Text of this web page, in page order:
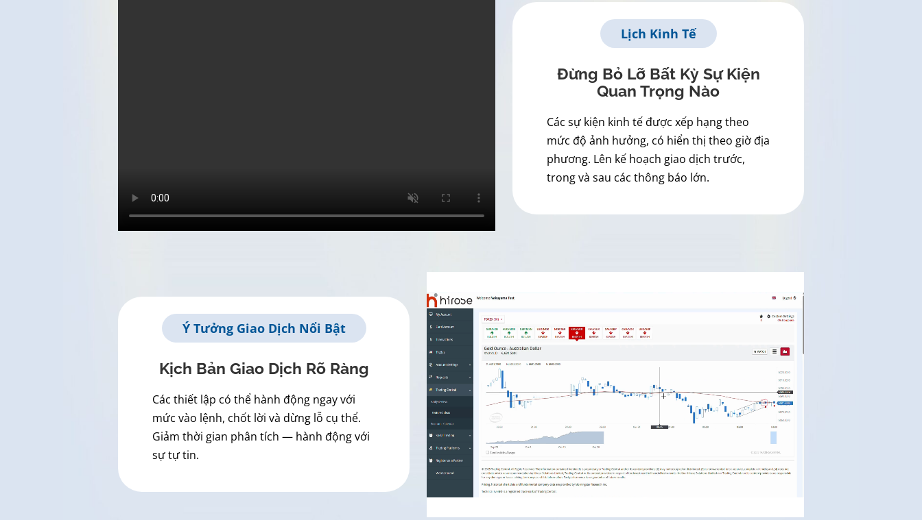
Lịch Kinh Tế
Đừng Bỏ Lỡ Bất Kỳ Sự Kiện
Quan Trọng Nào
Các sự kiện kinh tế được xếp hạng theo
mức độ ảnh hưởng, có hiển thị theo giờ địa
phương. Lên kế hoạch giao dịch trước,
trong và sau các thông báo lớn.
Ý Tưởng Giao Dịch Nổi Bật
Kịch Bản Giao Dịch Rõ Ràng
Các thiết lập có thể hành động ngay với
mức vào lệnh, chốt lời và dừng lỗ cụ thể.
Giảm thời gian phân tích — hành động với
sự tự tin.